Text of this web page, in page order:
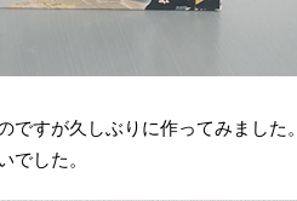
すが久しぶりに作ってみました。
でした。